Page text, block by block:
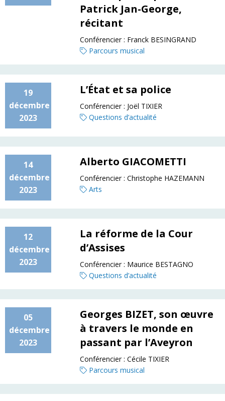
Patrick Jan-George,
récitant
Conférencier : Franck BESINGRAND
Parcours musical
19
décembre
2023
L’État et sa police
Conférencier : Joël TIXIER
Questions d’actualité
14
décembre
2023
Alberto GIACOMETTI
Conférencier :Christophe HAZEMANN
Arts
12
décembre
2023
La réforme de la Cour
d’Assises
Conférencier : Maurice BESTAGNO
Questions d’actualité
05
décembre
2023
Georges BIZET, son œuvre
à travers le monde en
passant par l’Aveyron
Conférencier :Cécile TIXIER
Parcours musical